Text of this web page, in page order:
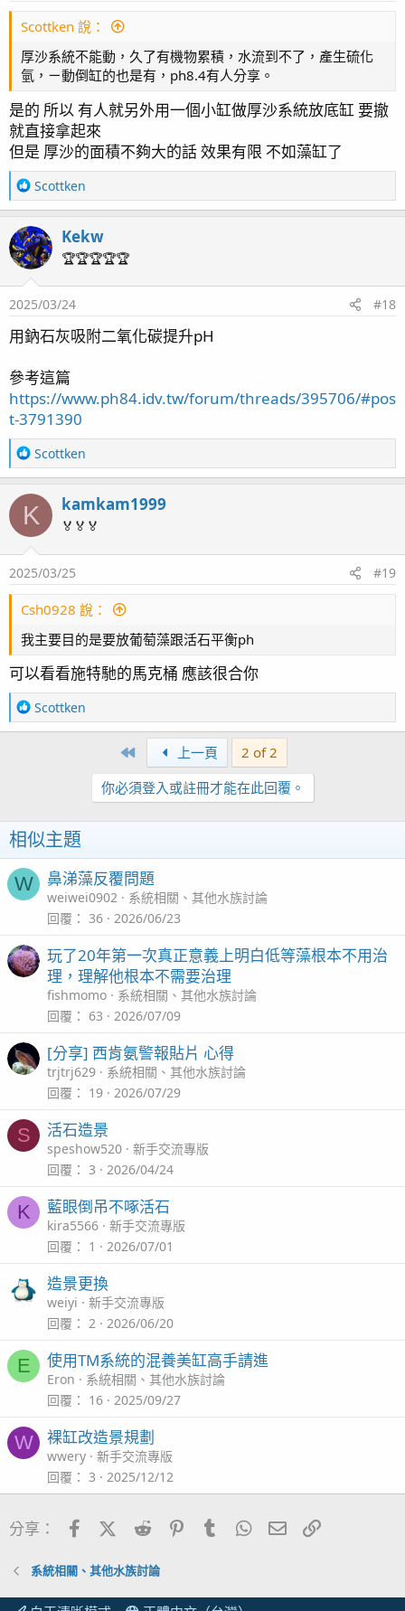
：
Scottken 說：
厚沙系統不能動，久了有機物累積，水流到不了，產生硫化
氫，ㄧ動倒缸的也是有，ph8.4有人分享。
是的 所以 有人就另外用一個小缸做厚沙系統放底缸 要撤
就直接拿起來
但是 厚沙的面積不夠大的話 效果有限 不如藻缸了
R
e
c
t
i
o
n
：
Scottken
Kekw
🏆🏆🏆🏆🏆
2025/03/24 #18
用鈉石灰吸附二氧化碳提升pH
參考這篇
https://www.ph84.idv.tw/forum/threads/395706/#pos
t-3791390
R
e
c
t
i
o
n
：
Scottken
K kamkam1999
🏅🏅🏅
2025/03/25 #19
Csh0928 說：
我主要目的是要放葡萄藻跟活石平衡ph
可以看看施特馳的馬克桶 應該很合你
R
e
n
s
：
Scottken
First 上一頁
2 of 2
你必須登入或註冊才能在此回覆。
相似主題
W 鼻涕藻反覆問題
weiwei0902
系統相關、其他水族討論
回覆
36 2026/06/23
玩了20年第一次真正意義上明白低等藻根本不用治
理，理解他根本不需要治理
fishmomo
系統相關、其他水族討論
回覆
63 2026/07/09
[分享] 西肯氨警報貼片 心得
trjtrj629
系統相關、其他水族討論
回覆
19 2026/07/29
S 活石造景
speshow520
新手交流專版
回覆
3 2026/04/24
K 藍眼倒吊不啄活石
kira5566
新手交流專版
回覆
1 2026/07/01
造景更換
weiyi
新手交流專版
回覆
2 2026/06/20
E 使用TM系統的混養美缸高手請進
Eron
系統相關、其他水族討論
回覆
16 2025/09/27
W 裸缸改造景規劃
wwery
新手交流專版
回覆
3 2025/12/12
分享： FacebookX (Twitter)
Reddit PinterestTumblrWhatsApp電子郵件
系統相關、其他水族討論